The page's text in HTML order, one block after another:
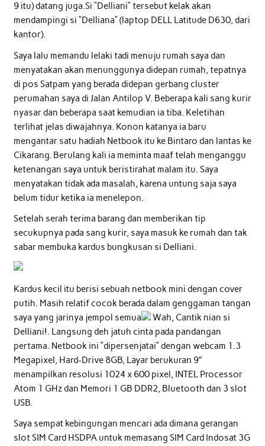
9 itu) datang juga.Si “Delliani” tersebut kelak akan
mendampingi si “Delliana” (laptop DELL Latitude D630, dari
kantor).
Saya lalu memandu lelaki tadi menuju rumah saya dan
menyatakan akan menunggunya didepan rumah, tepatnya
di pos Satpam yang berada didepan gerbang cluster
perumahan saya di Jalan Antilop V. Beberapa kali sang kurir
nyasar dan beberapa saat kemudian ia tiba. Keletihan
terlihat jelas diwajahnya. Konon katanya ia baru
mengantar satu hadiah Netbook itu ke Bintaro dan lantas ke
Cikarang. Berulang kali ia meminta maaf telah menganggu
ketenangan saya untuk beristirahat malam itu. Saya
menyatakan tidak ada masalah, karena untung saja saya
belum tidur ketika ia menelepon.
Setelah serah terima barang dan memberikan tip
secukupnya pada sang kurir, saya masuk ke rumah dan tak
sabar membuka kardus bungkusan si Delliani.
Kardus kecil itu berisi sebuah netbook mini dengan cover
putih. Masih relatif cocok berada dalam genggaman tangan
saya yang jarinya jempol semua
Wah, Cantik nian si
Delliani!. Langsung deh jatuh cinta pada pandangan
pertama. Netbook ini “dipersenjatai” dengan webcam 1.3
Megapixel, Hard-Drive 8GB, Layar berukuran 9″
menampilkan resolusi 1024 x 600 pixel, INTEL Processor
Atom 1 GHz dan Memori 1 GB DDR2, Bluetooth dan 3 slot
USB.
Saya sempat kebingungan mencari ada dimana gerangan
slot SIM Card HSDPA untuk memasang SIM Card Indosat 3G